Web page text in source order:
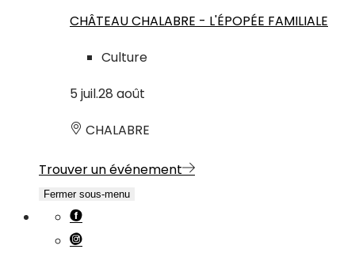
CHÂTEAU CHALABRE - L'ÉPOPÉE FAMILIALE
Culture
5 juil.28 août
CHALABRE
Trouver un événement
Fermer sous-menu